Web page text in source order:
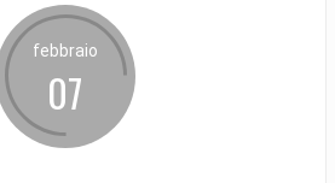
febbraio
07